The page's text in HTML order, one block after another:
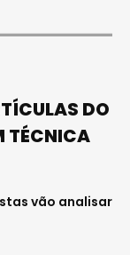
DO
TÉCNICA
vão analisar